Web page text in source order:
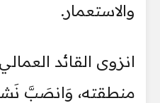
والاستعمار.
انزوى القائد
منطقته، وَانصَبَّ